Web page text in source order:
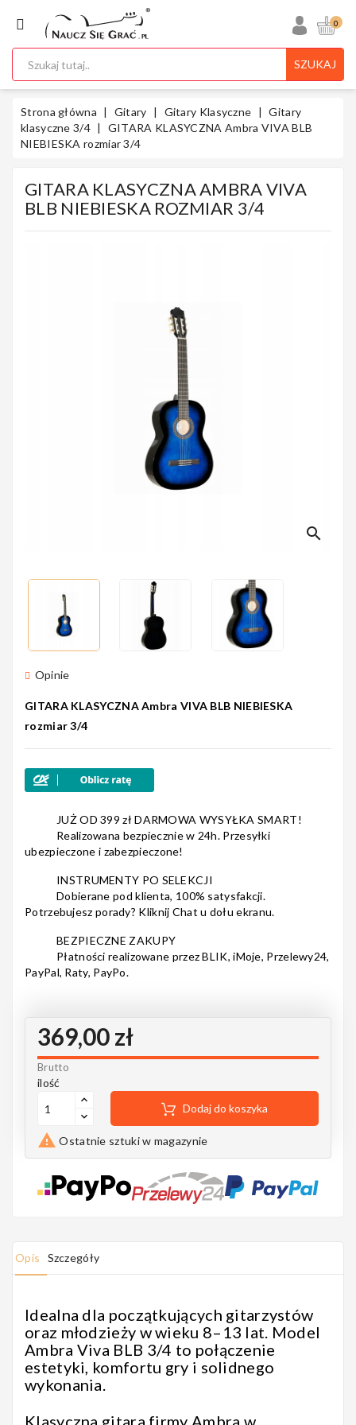
KATEGORIA
Ukulele
Instrumenty
Dla Dzieci
Nagłośnienie
Akcesoria
Kursy/Szkolenia
Rainbow
Notes
MAHILELE
Ortega
Usługi
0
SZUKAJ
Strona główna Gitary Gitary Klasyczne
Gitary
klasyczne 3/4
GITARA KLASYCZNA Ambra VIVA BLB
NIEBIESKA rozmiar 3/4
GITARA KLASYCZNA AMBRA VIVA
BLB NIEBIESKA ROZMIAR 3/4
search
Opinie
GITARA KLASYCZNA Ambra VIVA BLB NIEBIESKA
rozmiar 3/4
JUŻ OD 399 zł DARMOWA WYSYŁKA SMART!
Realizowana bezpiecznie w 24h. Przesyłki
ubezpieczone i zabezpieczone!
INSTRUMENTY PO SELEKCJI
Dobierane pod klienta, 100% satysfakcji.
Potrzebujesz porady? Kliknij Chat u dołu ekranu.
BEZPIECZNE ZAKUPY
Płatności realizowane przez BLIK, iMoje, Przelewy24,
PayPal, Raty, PayPo.
369,00 zł
Brutto
ilość
Dodaj do koszyka
 Ostatnie sztuki w magazynie
Opis Szczegóły
Idealna dla początkujących gitarzystów
oraz młodzieży w wieku 8–13 lat. Model
Ambra Viva BLB 3/4 to połączenie
estetyki, komfortu gry i solidnego
wykonania.
Klasyczna gitara firmy Ambra w